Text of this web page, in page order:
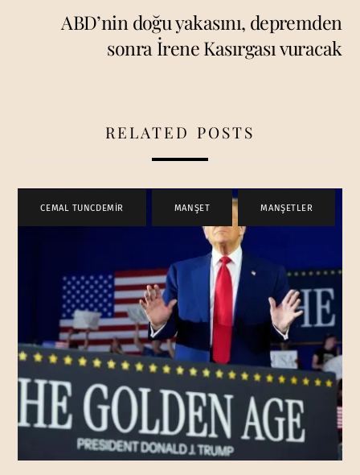
ABD’nin doğu yakasını, depremden
sonra İrene Kasırgası vuracak
RELATED POSTS
CEMAL TUNCDEMİR MANŞET , MANŞETLER